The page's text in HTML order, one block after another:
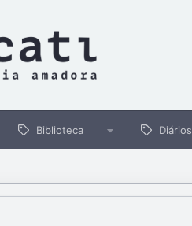
Biblioteca Diários